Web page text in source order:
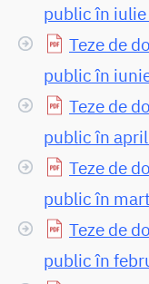
public în
Teze de
public în
Teze de
public în
Teze de
public în
Teze de
public în